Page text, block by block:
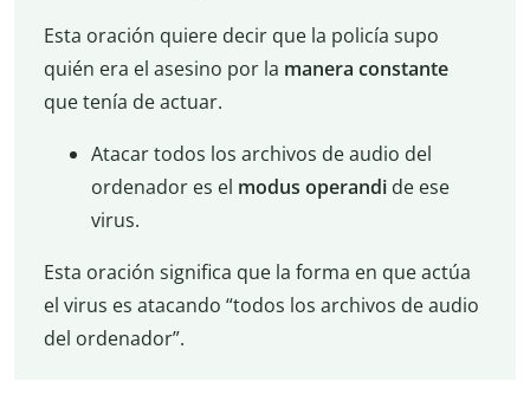
Esta oración quiere decir que la policía supo
quién era el asesino por la manera constante
que tenía de actuar.
Atacar todos los archivos de audio del
ordenador es el modus operandide ese
virus.
Esta oración significa que la forma en que actúa
el virus es atacando “todos los archivos de audio
del ordenador”.